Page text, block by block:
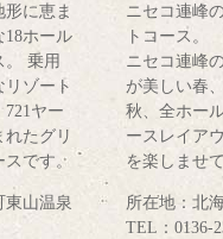
に恵ま
ホール
。 乗用
ゾート
ヤー
れたグリ
です。
東山温泉
ニセコ連峰
トコース。
ニセコ連峰
が美しい春
秋、全ホー
ースレイア
を楽しませ
所在地：北
TEL：0136-